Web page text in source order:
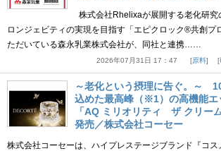
株式会社Rhelixaが展開する老化研究
ロンジェビティの実現を目指す「エピクロック®共創プ
ただいている森永乳業株式会社が、同社と連携……
2026年07月31日 17：47 原料
～老化という摂理に告ぐ。～
込めた最高峰（※1）の高機能エ
「AQ ミリオリティ ザ クリー
発売／株式会社コーセー
株式会社コーセーは、ハイプレステージブランド『コ